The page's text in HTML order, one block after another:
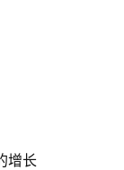
增长